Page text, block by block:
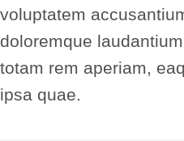
voluptatem
doloremque laudantium,
totam rem aperiam,
ipsa quae.